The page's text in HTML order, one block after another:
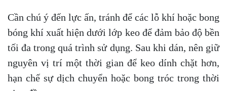
Cần chú ý đến lực ấn, tránh để các lỗ khí hoặc bong
bóng khí xuất hiện dưới lớp keo để đảm bảo độ bền
tối đa trong quá trình sử dụng. Sau khi dán, nên giữ
nguyên vị trí một thời gian để keo dính chặt hơn,
hạn chế sự dịch chuyển hoặc bong tróc trong thời